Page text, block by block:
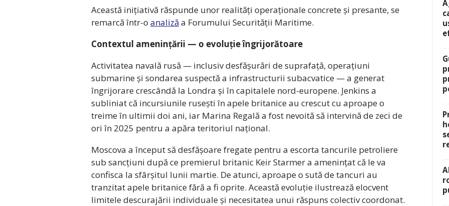
Această inițiativă răspunde unor realități operaționale concrete și presante, se
remarcă într-o analiză a Forumului Securității Maritime.
Contextul amenințării — o evoluție îngrijorătoare
Activitatea navală rusă — inclusiv desfășurări de suprafață, operațiuni
submarine și sondarea suspectă a infrastructurii subacvatice — a generat
îngrijorare crescândă la Londra și în capitalele nord-europene. Jenkins a
subliniat că incursiunile rusești în apele britanice au crescut cu aproape o
treime în ultimii doi ani, iar Marina Regală a fost nevoită să intervină de zeci de
ori în 2025 pentru a apăra teritoriul național.
Moscova a început să desfășoare fregate pentru a escorta tancurile petroliere
sub sancțiuni după ce premierul britanic Keir Starmer a amenințat că le va
confisca la sfârșitul lunii martie. De atunci, aproape o sută de tancuri au
tranzitat apele britanice fără a fi oprite. Această evoluție ilustrează elocvent
limitele descurajării individuale și necesitatea unui răspuns colectiv coordonat.